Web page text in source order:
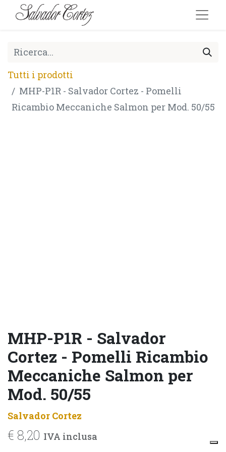
Tutti i prodotti
MHP-P1R - Salvador Cortez - Pomelli
Ricambio Meccaniche Salmon per Mod. 50/55
MHP-P1R - Salvador
Cortez - Pomelli Ricambio
Meccaniche Salmon per
Mod. 50/55
Salvador Cortez
€ 8,20 IVA inclusa